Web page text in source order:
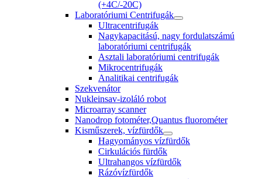
(+4C/-20C)
Laboratóriumi Centrifugák
Ultracentrifugák
Nagykapacitású, nagy fordulatszámú
laboratóriumi centrifugák
Asztali laboratóriumi centrifugák
Mikrocentrifugák
Analitikai centrifugák
Szekvenátor
Nukleinsav-izoláló robot
Microarray scanner
Nanodrop fotométer,Quantus fluorométer
Kisműszerek, vízfürdők
Hagyományos vízfürdők
Cirkulációs fürdők
Ultrahangos vízfürdők
Rázóvízfürdők